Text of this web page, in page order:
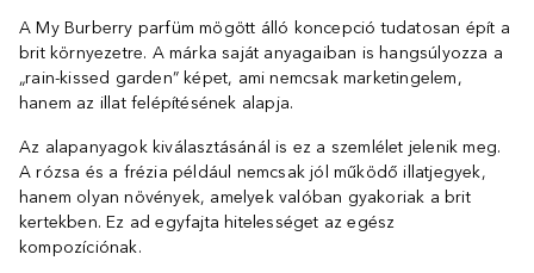
A My Burberry parfüm mögött álló koncepció tudatosan épít a
brit környezetre. A márka saját anyagaiban is hangsúlyozza a
„rain-kissed garden” képet, ami nemcsak marketingelem,
hanem az illat felépítésének alapja.
Az alapanyagok kiválasztásánál is ez a szemlélet jelenik meg.
A rózsa és a frézia például nemcsak jól működő illatjegyek,
hanem olyan növények, amelyek valóban gyakoriak a brit
kertekben. Ez ad egyfajta hitelességet az egész
kompozíciónak.